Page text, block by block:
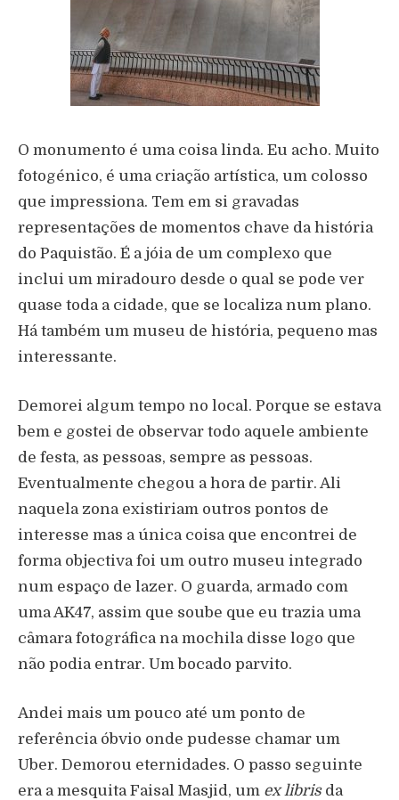
O monumento é uma coisa linda. Eu acho. Muito
fotogénico, é uma criação artística, um colosso
que impressiona. Tem em si gravadas
representações de momentos chave da história
do Paquistão. É a jóia de um complexo que
inclui um miradouro desde o qual se pode ver
quase toda a cidade, que se localiza num plano.
Há também um museu de história, pequeno mas
interessante.
Demorei algum tempo no local. Porque se estava
bem e gostei de observar todo aquele ambiente
de festa, as pessoas, sempre as pessoas.
Eventualmente chegou a hora de partir. Ali
naquela zona existiriam outros pontos de
interesse mas a única coisa que encontrei de
forma objectiva foi um outro museu integrado
num espaço de lazer. O guarda, armado com
uma AK47, assim que soube que eu trazia uma
câmara fotográfica na mochila disse logo que
não podia entrar. Um bocado parvito.
Andei mais um pouco até um ponto de
referência óbvio onde pudesse chamar um
Uber. Demorou eternidades. O passo seguinte
era a mesquita Faisal Masjid, um ex librisda